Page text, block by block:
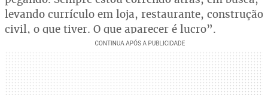
levando currículo em loja, restaurante, construção
civil, o que tiver. O que aparecer é lucro”.